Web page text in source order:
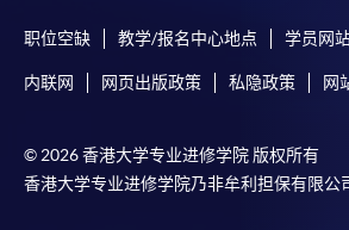
职位空缺 教学/报名中心地点 学员网
内联网 网页出版政策 私隐政策 网
© 2026 香港大学专业进修学院 版权所有
香港大学专业进修学院乃非牟利担保有限公